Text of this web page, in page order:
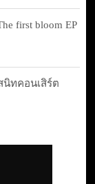
first bloom EP
นิทคอนเสิร์ต